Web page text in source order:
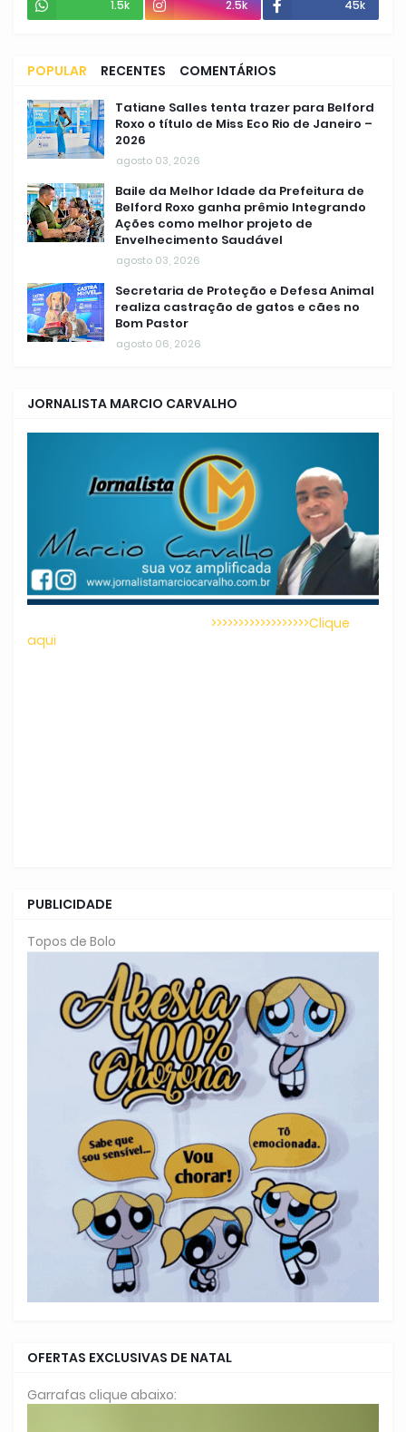
1.5k 2.5k 45k
POPULAR RECENTES COMENTÁRIOS
Tatiane Salles tenta trazer para Belford
Roxo o título de Miss Eco Rio de Janeiro –
2026
agosto 03, 2026
Baile da Melhor Idade da Prefeitura de
Belford Roxo ganha prêmio Integrando
Ações como melhor projeto de
Envelhecimento Saudável
agosto 03, 2026
Secretaria de Proteção e Defesa Animal
realiza castração de gatos e cães no
Bom Pastor
agosto 06, 2026
JORNALISTA MARCIO CARVALHO
>>>>>>>>>>>>>>>>>>Clique
aqui
PUBLICIDADE
Topos de Bolo
OFERTAS EXCLUSIVAS DE NATAL
Garrafas clique abaixo: